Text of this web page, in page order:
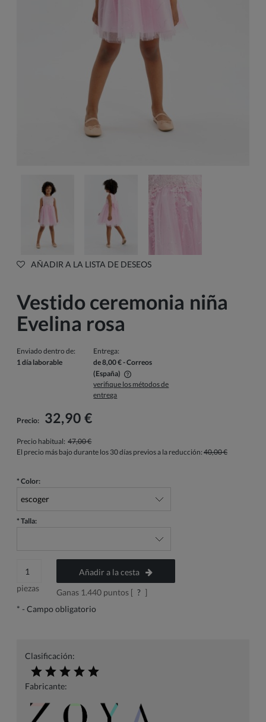
AÑADIR A LA LISTA DE DESEOS
Vestido ceremonia niña
Evelina rosa
Enviado dentro de:
1 día laborable
Entrega:
de 8,00 €- Correos
(España)
El precio no incluye los posibles gastos de pago
verifique los métodos de
entrega
Precio: 32,90 €
Precio habitual: 47,00 €
El precio más bajo durante los 30 días previos a la reducción: 40,00 €
* Color:
* Talla:
piezas
Añadir a la cesta
Ganas 1.440puntos [ ? ]
* - Campo obligatorio
Clasificación:
Fabricante: